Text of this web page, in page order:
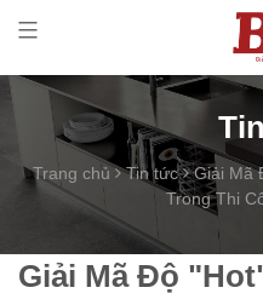
Trang chủ Tin tức
Giải Mã
Trong Thi
Giải Mã Độ